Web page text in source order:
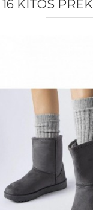
16 KITOS